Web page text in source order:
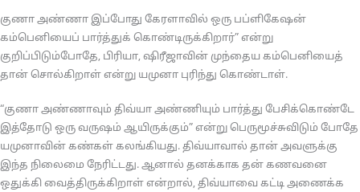
குணா அண்ணா இப்போது கேரளாவில் ஒரு பப்ளிகேஷன்
கம்பெனியைப் பார்த்துக் கொண்டிருக்கிறார்” என்று
குறிப்பிடும்போதே, பிரியா, ஷிரீஜாவின் முந்தைய கம்பெனியைத்
தான் சொல்கிறாள் என்று யமுனா புரிந்து கொண்டாள்.
“குணா அண்ணாவும் திவ்யா அண்ணியும் பார்த்து பேசிக்கொண்டே
இத்தோடு ஒரு வருஷம் ஆயிருக்கும்” என்று பெருமூச்சுவிடும் போதே
யமுனாவின் கண்கள் கலங்கியது. திவ்யாவால் தான் அவளுக்கு
இந்த நிலைமை நேரிட்டது. ஆனால் தனக்காக தன் கணவனை
ஒதுக்கி வைத்திருக்கிறாள் என்றால், திவ்யாவை கட்டி அணைக்க